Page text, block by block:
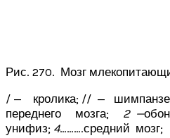
Рис. 270. Мозг
/ — кролика; // —
переднего мозга; 2 —
унифиз; 4……….средний мозг;